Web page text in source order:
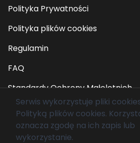
Polityka Prywatności
Polityka plików cookies
Regulamin
FAQ
Standardy Ochrony Małoletnich
© 2026 Fundacja Mam Marzenie.
zastrzeżone.
Serwis wykorzystuje pliki
Polityką plików cookies.
oznacza zgodę na ich zapis lub
wykorzystanie.